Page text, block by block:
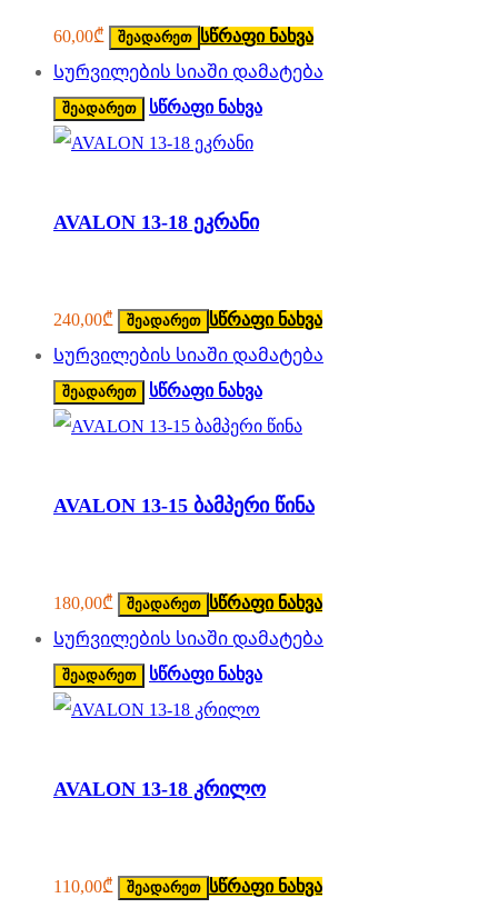
60,00₾ შეადარეთ სწრაფი ნახვა
Სურვილების სიაში დამატება
შეადარეთ სწრაფი ნახვა
AVALON 13-18 ეკრანი
240,00₾ შეადარეთ სწრაფი ნახვა
Სურვილების სიაში დამატება
შეადარეთ სწრაფი ნახვა
AVALON 13-15 ბამპერი წინა
180,00₾ შეადარეთ სწრაფი ნახვა
Სურვილების სიაში დამატება
შეადარეთ სწრაფი ნახვა
AVALON 13-18 კრილო
110,00₾ შეადარეთ სწრაფი ნახვა